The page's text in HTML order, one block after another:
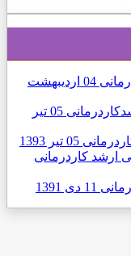
04 ارديبهشت
05 تیر
05 تیر 1393
ارشد کاردرمانی
11 دی 1391